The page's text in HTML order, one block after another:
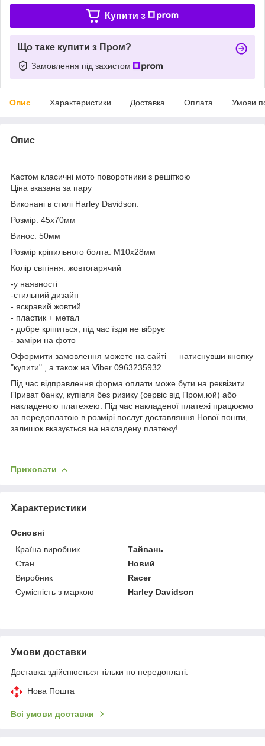
Купити з
Що таке купити з Пром?
Замовлення під захистом
Опис Характеристики Доставка Оплата Умови
Опис
Кастом класичні мото поворотники з решіткою
Ціна вказана за пару
Виконані в стилі Harley Davidson.
Розмір: 45х70мм
Винос: 50мм
Розмір кріпильного болта: М10х28мм
Колір світіння: жовтогарячий
-у наявності
-стильний дизайн
- яскравий жовтий
- пластик + метал
- добре кріпиться, під час їзди не вібрує
- заміри на фото
Оформити замовлення можете на сайті — натиснувши кнопку
"купити" , а також на Viber 0963235932
Під час відправлення форма оплати може бути на реквізити
Приват банку, купівля без ризику (сервіс від Пром.юй) або
накладеною платежею. Під час накладеної платежі працюємо
за передоплатою в розмірі послуг доставляння Нової пошти,
залишок вказується на накладену платежу!
Приховати
Характеристики
Основні
Країна виробник
Тайвань
Стан
Новий
Виробник
Racer
Сумісність з маркою
Harley Davidson
Умови доставки
Доставка здійснюється тільки по передоплаті.
Нова Пошта
Всі умови доставки